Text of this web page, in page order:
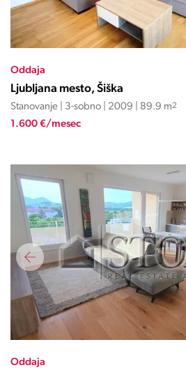
Oddaja
Ljubljana mesto, Šiška
Stanovanje | 3-sobno | 2009 | 89.9 m2
1.600 €/mesec
Oddaja